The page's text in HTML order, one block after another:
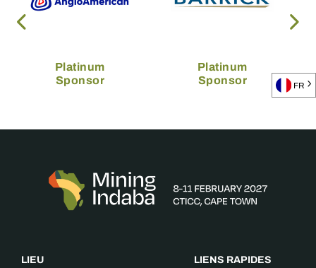
Platinum
Sponsor
Platinum
Sponsor
LIEU
LIENS RAPIDES
FR